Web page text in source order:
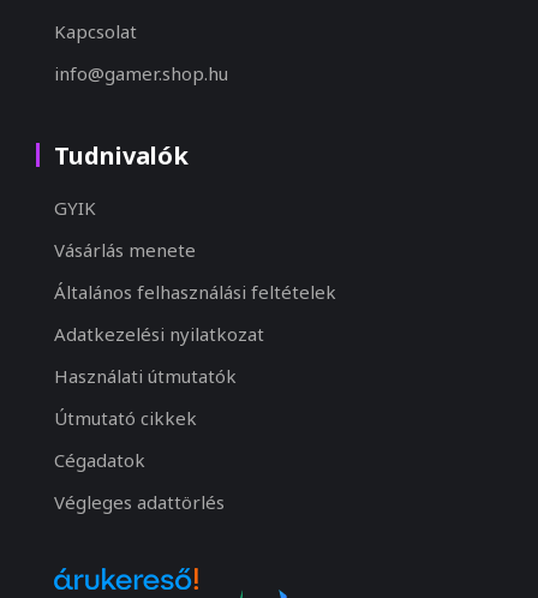
Kapcsolat
info@gamer.shop.hu
Tudnivalók
GYIK
Vásárlás menete
Általános felhasználási feltételek
Adatkezelési nyilatkozat
Használati útmutatók
Útmutató cikkek
Cégadatok
Végleges adattörlés